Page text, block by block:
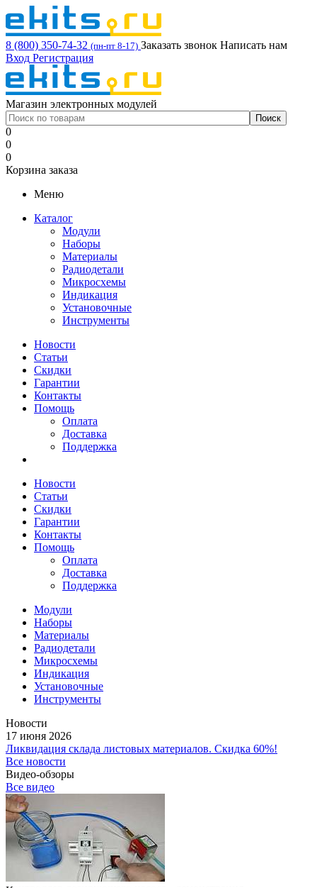
8 (800) 350-74-32 (пн-пт 8-17) Заказать звонок Написать нам
Вход Регистрация
Магазин электронных модулей
0
0
0
Корзина заказа
Меню
Каталог
Модули
Наборы
Материалы
Радиодетали
Микросхемы
Индикация
Установочные
Инструменты
Новости
Статьи
Скидки
Гарантии
Контакты
Помощь
Оплата
Доставка
Поддержка
Новости
Статьи
Скидки
Гарантии
Контакты
Помощь
Оплата
Доставка
Поддержка
Модули
Наборы
Материалы
Радиодетали
Микросхемы
Индикация
Установочные
Инструменты
Новости
17 июня 2026
Ликвидация склада листовых материалов. Скидка 60%!
Все новости
Видео-обзоры
Все видео